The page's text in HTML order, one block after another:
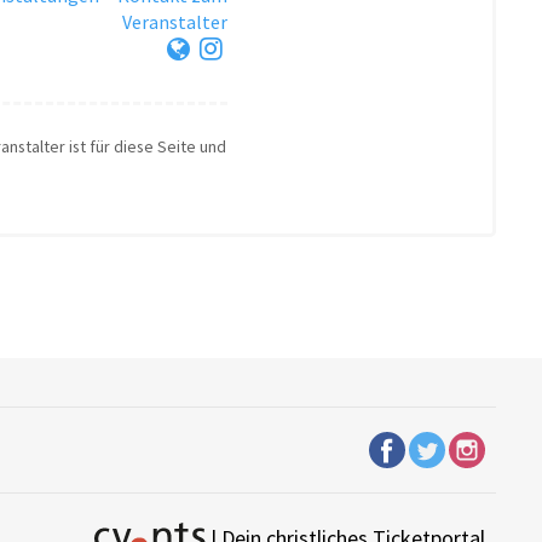
Veranstalter
ist für diese Seite und